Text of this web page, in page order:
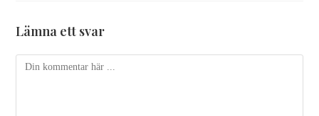
Lämna ett svar